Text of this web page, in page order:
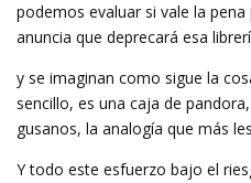
podemos evaluar si vale la
anuncia que deprecará esa
y se imaginan como sigue la
sencillo, es una caja de
gusanos, la analogía que más
Y todo este esfuerzo bajo el